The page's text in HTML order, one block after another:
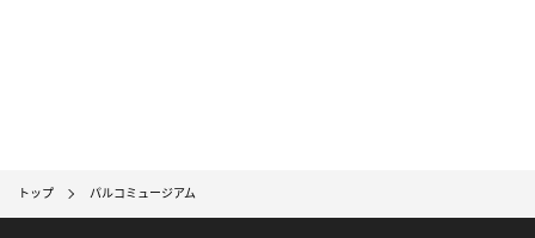
トップ パルコミュージアム